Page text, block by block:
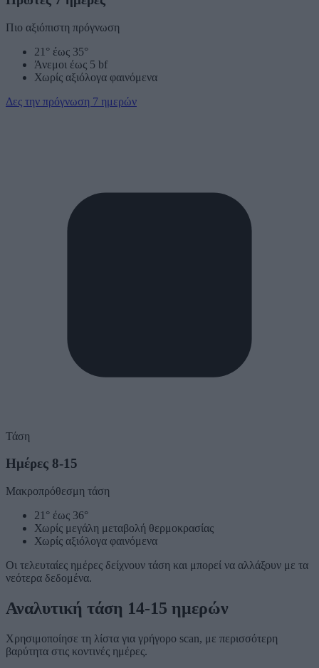
Πιο αξιόπιστη πρόγνωση
21° έως 35°
Άνεμοι έως 5 bf
Χωρίς αξιόλογα φαινόμενα
Δες την πρόγνωση 7 ημερών
Τάση
Ημέρες 8-15
Μακροπρόθεσμη τάση
21° έως 36°
Χωρίς μεγάλη μεταβολή θερμοκρασίας
Χωρίς αξιόλογα φαινόμενα
Οι τελευταίες ημέρες δείχνουν τάση και μπορεί να αλλάξουν με τα
νεότερα δεδομένα.
Αναλυτική τάση 14-15 ημερών
Χρησιμοποίησε τη λίστα για γρήγορο scan, με περισσότερη
βαρύτητα στις κοντινές ημέρες.